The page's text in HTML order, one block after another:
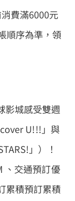
費滿6000元
順序為準，領
影城感受雙週
U!!!」與
」）！
、交通預訂優
累積預訂累積